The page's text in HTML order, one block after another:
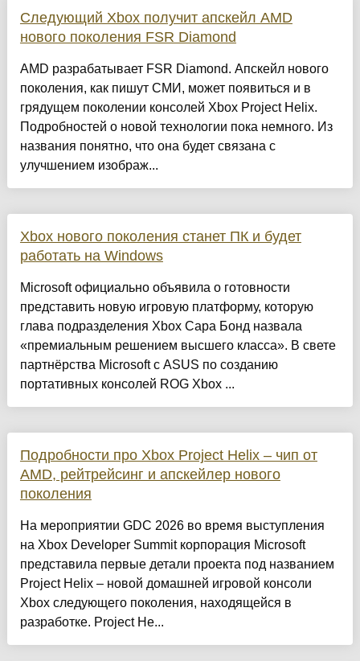
Следующий Xbox получит апскейл AMD
нового поколения FSR Diamond
AMD разрабатывает FSR Diamond. Апскейл нового
поколения, как пишут СМИ, может появиться и в
грядущем поколении консолей Xbox Project Helix.
Подробностей о новой технологии пока немного. Из
названия понятно, что она будет связана с
улучшением изображ...
Xbox нового поколения станет ПК и будет
работать на Windows
Microsoft официально объявила о готовности
представить новую игровую платформу, которую
глава подразделения Xbox Сара Бонд назвала
«премиальным решением высшего класса». В свете
партнёрства Microsoft с ASUS по созданию
портативных консолей ROG Xbox ...
Подробности про Xbox Project Helix – чип от
AMD, рейтрейсинг и апскейлер нового
поколения
На мероприятии GDC 2026 во время выступления
на Xbox Developer Summit корпорация Microsoft
представила первые детали проекта под названием
Project Helix – новой домашней игровой консоли
Xbox следующего поколения, находящейся в
разработке. Project He...